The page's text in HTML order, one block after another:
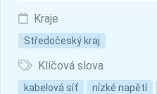
Kraje
Středočeský kraj
Klíčová slova
kabelová síť nízké napětí